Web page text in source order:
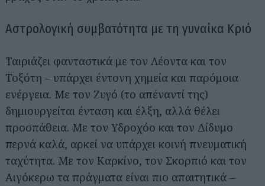
Αστρολογική συμβατότητα με τη γυναίκα Κριό
Ταιριάζει φανταστικά με τον Λέοντα και τον
Τοξότη – υπάρχει έντονη χημεία και παρόμοια
ενέργεια. Με τον Ζυγό (το απέναντί της)
δημιουργείται ένταση και έλξη, αλλά θέλει
προσπάθεια. Με τον Υδροχόο και τον Δίδυμο
περνά καλά, αρκεί να υπάρχει κοινή πνευματική
ταχύτητα. Με τον Καρκίνο, τον Σκορπιό και τον
Αιγόκερω τα πράγματα είναι πιο απαιτητικά –